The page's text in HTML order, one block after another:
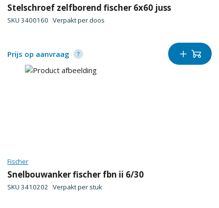
Stelschroef zelfborend fischer 6x60 juss
SKU 3400160 Verpakt perdoos
Prijs op aanvraag
Fischer
Snelbouwanker fischer fbn ii 6/30
SKU 3410202 Verpakt per stuk